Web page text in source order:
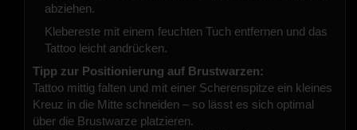
abziehen.
Klebereste mit einem feuchten Tuch entfernen und das
Tattoo leicht andrücken.
Tipp zur Positionierung auf Brustwarzen:
Tattoo mittig falten und mit einer Scherenspitze ein kleines
Kreuz in die Mitte schneiden – so lässt es sich optimal
über die Brustwarze platzieren.